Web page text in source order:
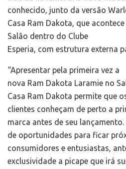
conhecido, junto da versão
Casa Ram Dakota, que
Salão dentro do Clube
Esperia, com estrutura externa
“Apresentar pela primeira vez a
nova Ram Dakota Laramie no
Casa Ram Dakota permite que
clientes conheçam de perto a
marca antes de seu
de oportunidades para ficar
consumidores e entusiastas,
exclusividade a picape que irá